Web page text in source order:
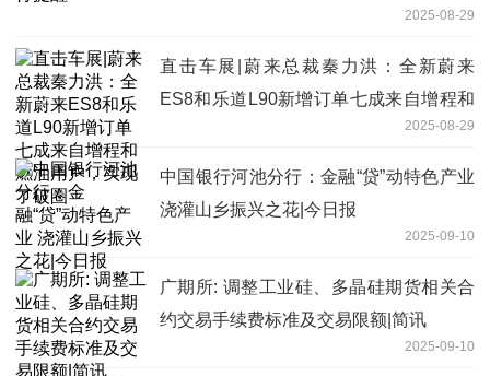
2025-08-29
直击车展|蔚来总裁秦力洪：全新蔚来
ES8和乐道L90新增订单七成来自增程和
2025-08-29
中国银行河池分行：金融“贷”动特色产业
浇灌山乡振兴之花|今日报
2025-09-10
广期所: 调整工业硅、多晶硅期货相关合
约交易手续费标准及交易限额|简讯
2025-09-10